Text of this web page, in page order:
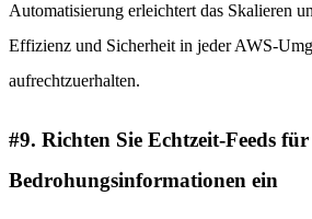
Automatisierung erleichtert das Skalieren
Effizienz und Sicherheit in jeder AWS-
aufrechtzuerhalten.
#9. Richten Sie Echtzeit-Feeds für
Bedrohungsinformationen ein